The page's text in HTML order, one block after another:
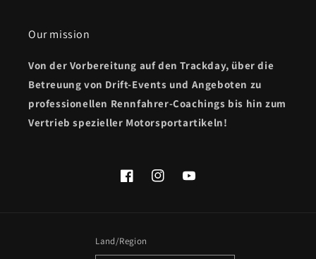
Our mission
Von der Vorbereitung auf den Trackday, über die
Betreuung von Drift-Events und Angeboten zu
professionellen Rennfahrer-Coachings bis hin zum
Vertrieb spezieller Motorsportartikeln!
FacebookInstagramYouTube
Land/Region